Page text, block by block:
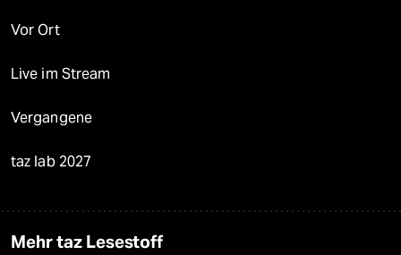
Vor Ort
Live im Stream
Vergangene
taz lab 2027
Mehr taz Lesestoff